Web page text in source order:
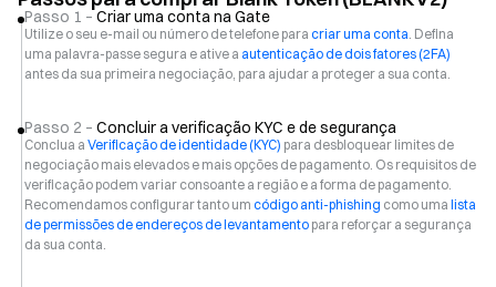
Passo 1 –Criar uma conta na Gate
Utilize o seu e-mail ou número de telefone para criar uma conta. Defina
uma palavra-passe segura e ative a autenticação de dois fatores (2FA)
antes da sua primeira negociação, para ajudar a proteger a sua conta.
Passo 2 – Concluir a verificação KYC e de segurança
Conclua a Verificação de identidade (KYC) para desbloquear limites de
negociação mais elevados e mais opções de pagamento. Os requisitos de
verificação podem variar consoante a região e a forma de pagamento.
Recomendamos configurar tanto um código anti-phishing como uma lista
de permissões de endereços de levantamento para reforçar a segurança
da sua conta.